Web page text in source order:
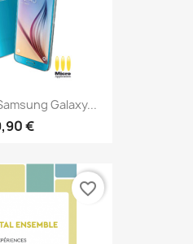
Galaxy...
€
favorite_border